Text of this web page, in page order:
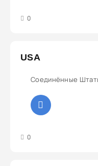
0
USA
Соединённые
0